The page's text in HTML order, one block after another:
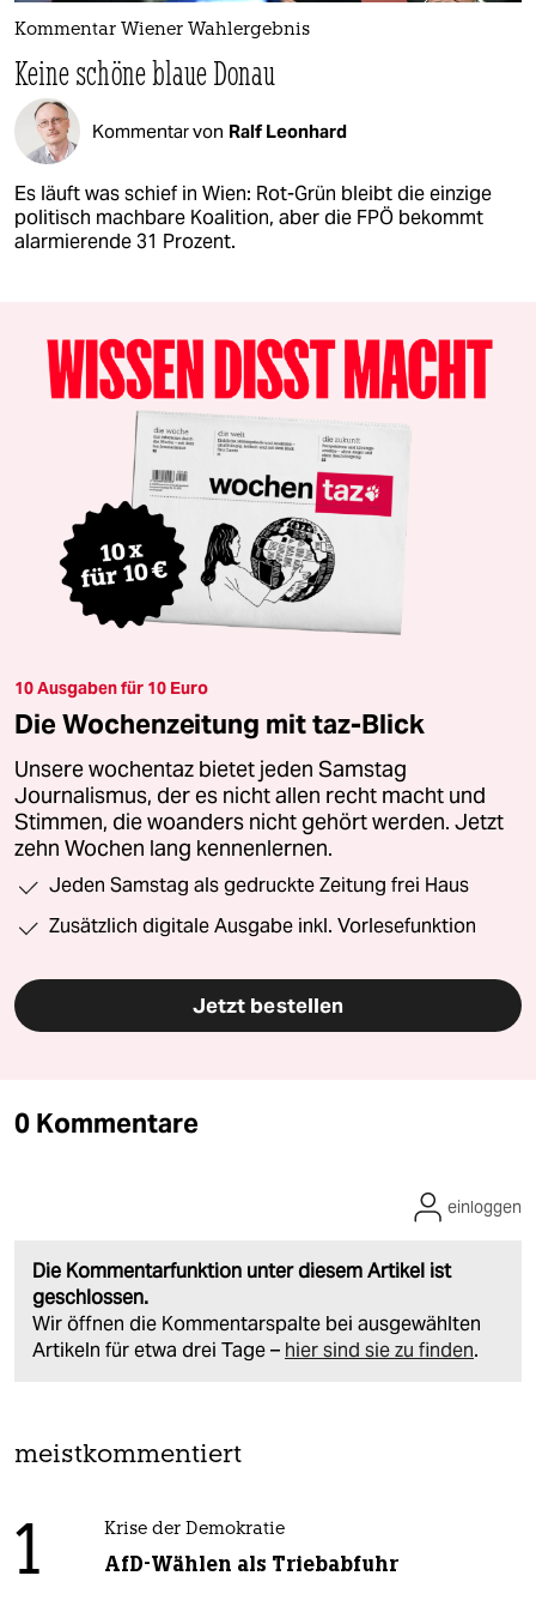
Kommentar Wiener Wahlergebnis
Keine schöne blaue Donau
Kommentar von Ralf Leonhard
Es läuft was schief in Wien: Rot-Grün bleibt die einzige
politisch machbare Koalition, aber die FPÖ bekommt
alarmierende 31 Prozent.
10 Ausgaben für 10 Euro
Die Wochenzeitung mit taz-Blick
Unsere wochentaz bietet jeden Samstag
Journalismus, der es nicht allen recht macht und
Stimmen, die woanders nicht gehört werden. Jetzt
zehn Wochen lang kennenlernen.
Jeden Samstag als gedruckte Zeitung frei Haus
Zusätzlich digitale Ausgabe inkl. Vorlesefunktion
Jetzt bestellen
0 Kommentare
Die Kommentarfunktion unter diesem Artikel ist
geschlossen.
Wir öffnen die Kommentarspalte bei ausgewählten
Artikeln für etwa drei Tage – hier sind sie zu finden.
einloggen
meistkommentiert
1 Krise der Demokratie
AfD-Wählen als Triebabfuhr